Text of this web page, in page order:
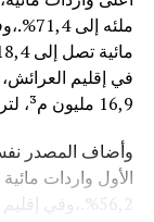
ملئه
في إقليم
16,9 مليون م³، لترتفع نسبة ملئه إلى 37,5%.”
وأضاف المصدر
56,2%.،وفي